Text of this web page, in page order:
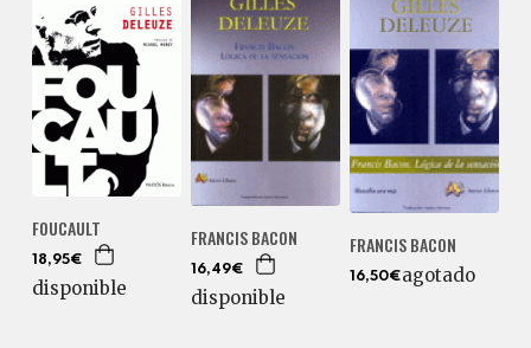
FOUCAULT
18,95€
disponible
FRANCIS BACON
16,49€
disponible
FRANCIS BACON
16,50€agotado